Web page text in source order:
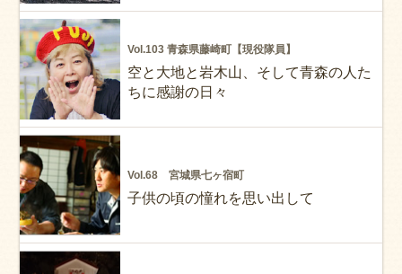
Vol.103 青森県藤崎町【現役隊員】
空と大地と岩木山、そして青森の人た
ちに感謝の日々
Vol.68 宮城県七ヶ宿町
子供の頃の憧れを思い出して